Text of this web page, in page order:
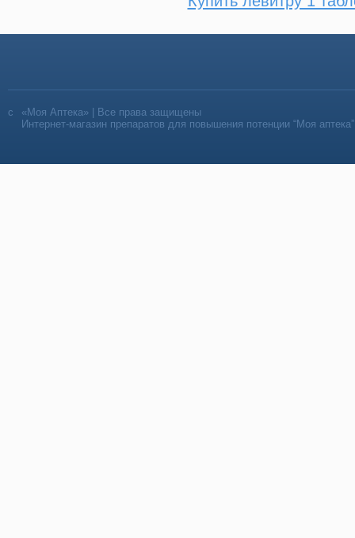
«Моя Аптека» | Все права защищены
Интернет-магазин препаратов для повышения потенции “Моя